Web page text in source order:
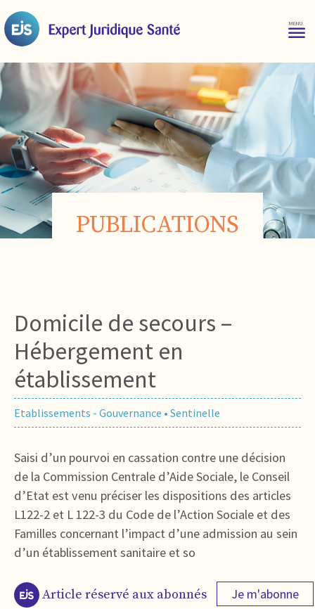
PUBLICATIONS
Domicile de secours –
Hébergement en
établissement
Etablissements - Gouvernance • Sentinelle
Saisi d’un pourvoi en cassation contre une décision
de la Commission Centrale d’Aide Sociale, le Conseil
d’Etat est venu préciser les dispositions des articles
L122-2 et L 122-3 du Code de l’Action Sociale et des
Familles concernant l’impact d’une admission au sein
d’un établissement sanitaire et so
Article réservé aux abonnés Je m'abonne